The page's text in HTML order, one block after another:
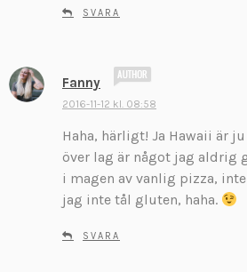
SVARA
Fanny
i
v
e
r
2016-11-12 kl. 08:58
Haha, härligt! Ja Hawaii är
över lag är något jag aldrig
i magen av vanlig pizza,
jag inte tål gluten, haha.
SVARA